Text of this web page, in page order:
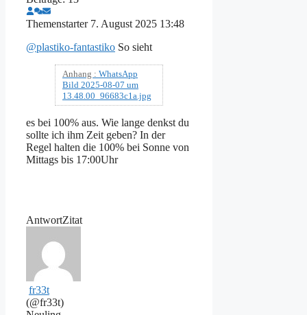
Themenstarter 7. August 2025 13:48
@plastiko-fantastiko So sieht
Anhang : WhatsApp
Bild 2025-08-07 um
13.48.00_96683c1a.jpg
es bei 100% aus. Wie lange denkst du
sollte ich ihm Zeit geben? In der
Regel halten die 100% bei Sonne von
Mittags bis 17:00Uhr
AntwortZitat
fr33t
(@fr33t)